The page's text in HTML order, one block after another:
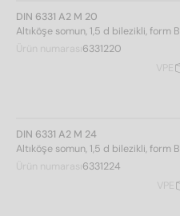
Standart no.
A2 (12)
DIN 6331 A2 M 20
Altıköşe somun, 1,5 d bilezikli, form B
Ürün numarası 6331220
VPE
DIN 6331 A2 M 24
Altıköşe somun, 1,5 d bilezikli, form B
Ürün numarası 6331224
VPE